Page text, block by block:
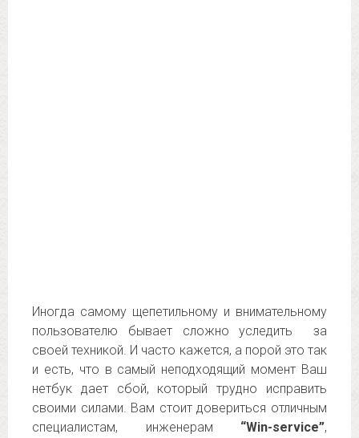
Иногда самому щепетильному и внимательному
пользователю бывает сложно уследить за
своей техникой. И часто кажется, а порой это так
и есть, что в самый неподходящий момент Ваш
нетбук дает сбой, который трудно исправить
своими силами. Вам стоит довериться отличным
специалистам, инженерам “Win-service”,